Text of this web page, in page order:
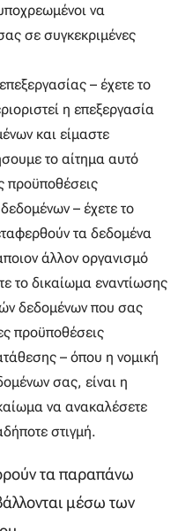
να
σε συγκεκριμένες
– έχετε το
η επεξεργασία
και είμαστε
το αίτημα αυτό
προϋποθέσεις
– έχετε το
τα δεδομένα
άλλον οργανισμό
το δικαίωμα εναντίωσης
δεδομένων που σας
προϋποθέσεις
– όπου η νομική
σας, είναι η
να ανακαλέσετε
στιγμή.
τα παραπάνω
μέσω των